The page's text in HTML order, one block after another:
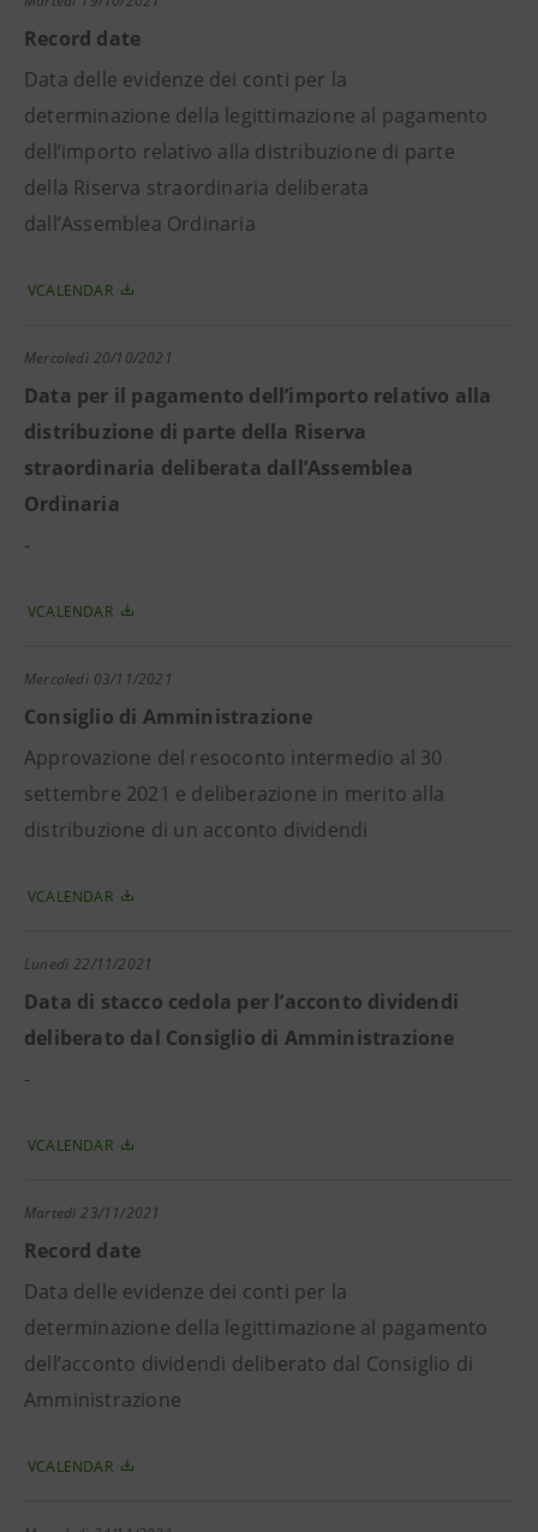
Record date
Data delle evidenze dei conti per la
determinazione della legittimazione al pagamento
dell’importo relativo alla distribuzione di parte
della Riserva straordinaria deliberata
dall’Assemblea Ordinaria
VCALENDAR
Mercoledì 20/10/2021
Data per il pagamento dell’importo relativo alla
distribuzione di parte della Riserva
straordinaria deliberata dall’Assemblea
Ordinaria
-
VCALENDAR
Mercoledì 03/11/2021
Consiglio di Amministrazione
Approvazione del resoconto intermedio al 30
settembre 2021 e deliberazione in merito alla
distribuzione di un acconto dividendi
VCALENDAR
Lunedì 22/11/2021
Data di stacco cedola per l’acconto dividendi
deliberato dal Consiglio di Amministrazione
-
VCALENDAR
Martedì 23/11/2021
Record date
Data delle evidenze dei conti per la
determinazione della legittimazione al pagamento
dell’acconto dividendi deliberato dal Consiglio di
Amministrazione
VCALENDAR